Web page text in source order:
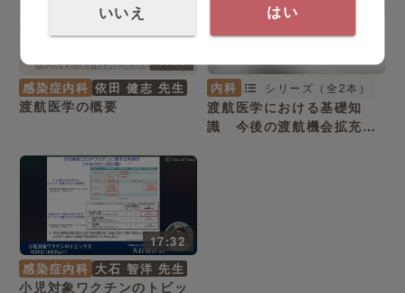
4:04
感染症内科 依田 健志 先生
渡航医学の概要
内科 シリーズ（全2本）
渡航医学における基礎知
識 今後の渡航機会拡充に
17:32
感染症内科 大石 智洋 先生
小児対象ワクチンのトピッ
いいえ はい